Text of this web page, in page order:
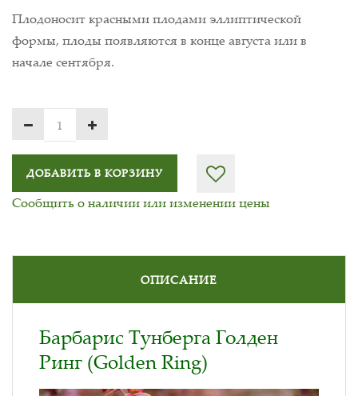
Плодоносит красными плодами эллиптической
формы, плоды появляются в конце августа или в
начале сентября.
ДОБАВИТЬ В КОРЗИНУ
Сообщить о наличии или изменении цены
ОПИСАНИЕ
Барбарис Тунберга Голден
Ринг (Golden Ring)